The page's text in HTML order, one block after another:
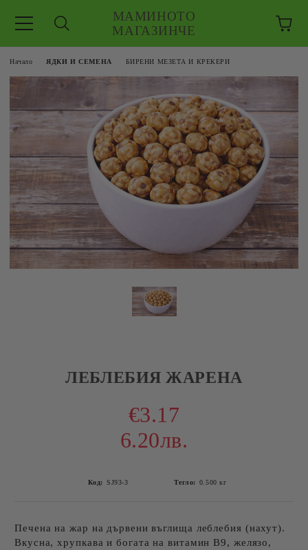
МАМИНОТО
МАГАЗИНЧЕ
Начало ЯДКИ И СЕМЕНА БИРЕНИ МЕЗЕТА И КРЕКЕРИ
ЛЕБЛЕБИЯ ЖАРЕНА
€3.17
6.20лв.
Код: SJ93-3 Тегло: 0.500 кг
Печена на жар на дървени въглища леблебия (нахут).
Вкусна, хрупкава и богата на витамин В9, желязо,